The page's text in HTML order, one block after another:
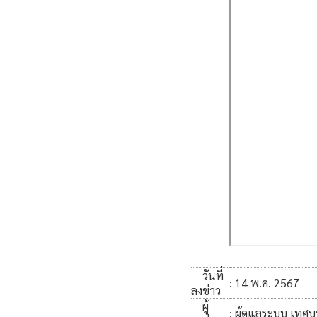
วันที่
ลงข่าว
: 14 พ.ค. 2567
ผู้
: ผู้ดูแลระบบ เทศ